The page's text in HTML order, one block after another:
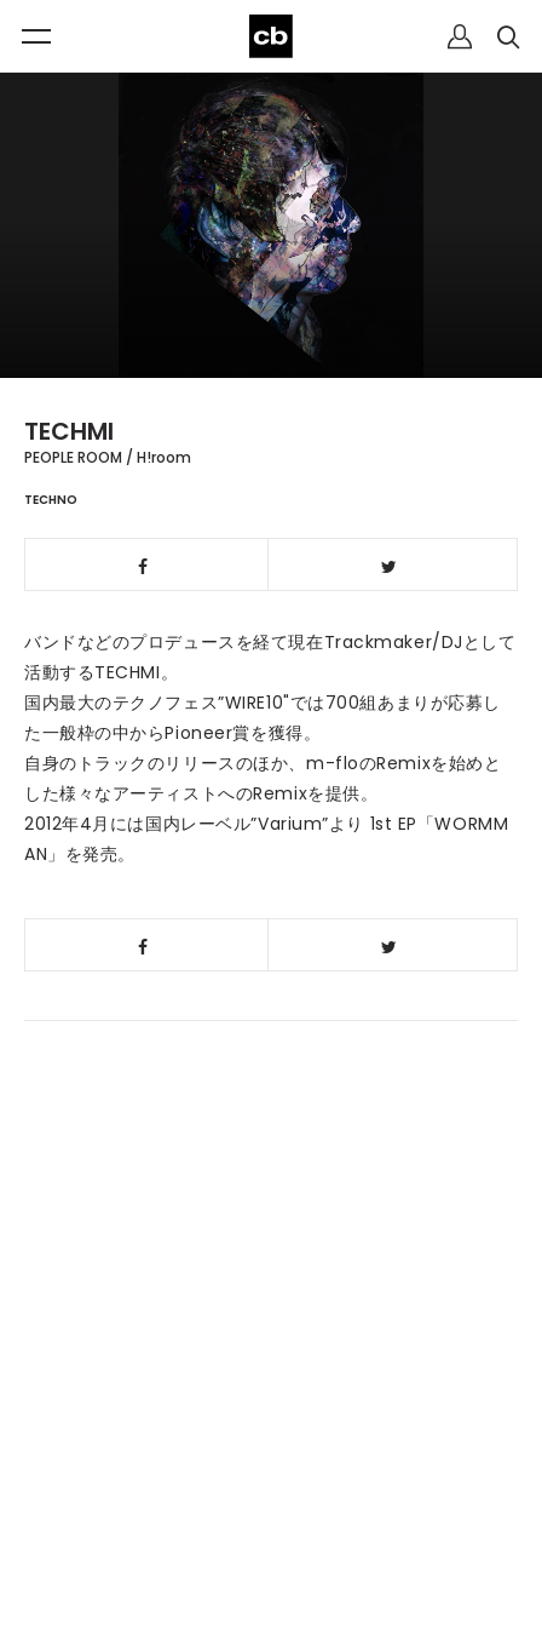
TECHMI
PEOPLE ROOM / H!room
TECHNO
バンドなどのプロデュースを経て現在Trackmaker/DJとして
活動するTECHMI。
国内最大のテクノフェス”WIRE10"では700組あまりが応募し
た一般枠の中からPioneer賞を獲得。
自身のトラックのリリースのほか、m-floのRemixを始めと
した様々なアーティストへのRemixを提供。
2012年4月には国内レーベル”Varium”より 1st EP「WORMM
AN」を発売。